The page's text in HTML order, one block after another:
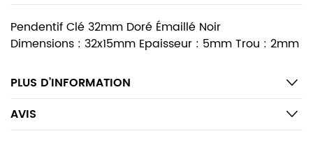
Pendentif Clé 32mm Doré Émaillé Noir
Dimensions : 32x15mm Epaisseur : 5mm Trou : 2mm
PLUS D’INFORMATION
AVIS